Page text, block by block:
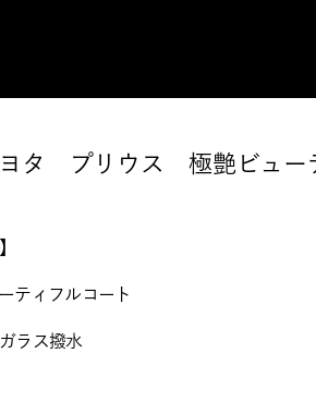
ヨタ プリウス 極艶ビュー
ティフルコート
ラス撥水